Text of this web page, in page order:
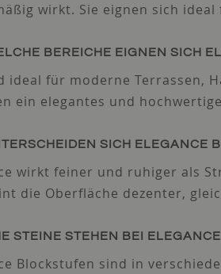
wirkt. Sie eignen sich
BEREICHE EIGNEN SICH
ideal für moderne
ein elegantes und
SICH ELEGANCE
wirkt feiner und ruhiger als
die Oberfläche dezenter,
STEINE STEHEN BEI
Blockstufen sind in